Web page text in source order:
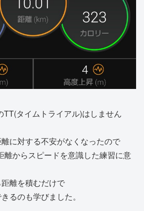
TT(タイムトライアル)はしません
に対する不安がなくなったので
離からスピードを意識した練習に意
離を積むだけで
るのも学びました。